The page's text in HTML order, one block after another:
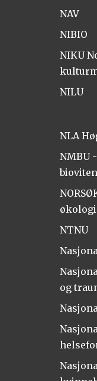
NAV
NIBIO
NIKU
NILU
NLA
NMBU
NTNU
og